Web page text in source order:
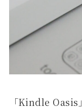
「Kindle Oasis